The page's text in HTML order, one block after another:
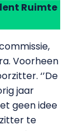
Ruimte
Voorheen
‘’De
jaar
geen idee
te